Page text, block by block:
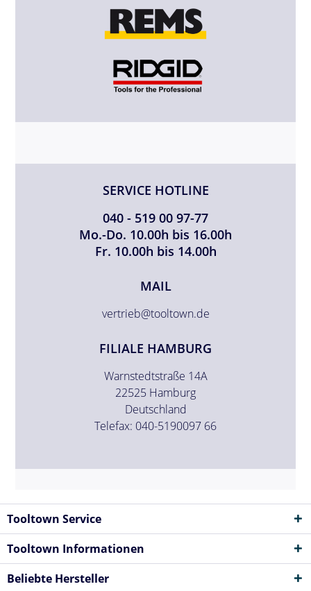
SERVICE HOTLINE
040 - 519 00 97-77
Mo.-Do. 10.00h bis 16.00h
Fr. 10.00h bis 14.00h
MAIL
vertrieb@tooltown.de
FILIALE HAMBURG
Warnstedtstraße 14A
22525 Hamburg
Deutschland
Telefax: 040-5190097 66
Tooltown Service
Tooltown Informationen
Beliebte Hersteller